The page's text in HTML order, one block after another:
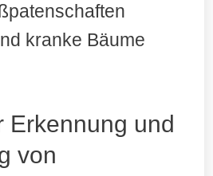
kranke Bäume
Erkennung und
von